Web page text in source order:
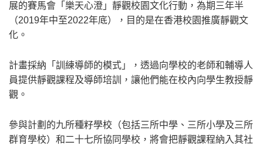
展的賽馬會「樂天心澄」靜觀校園文化行動，為期三年半
（2019年中至2022年底），目的是在香港校園推廣靜觀文
化。
計畫採納「訓練導師的模式」，透過向學校的老師和輔導人
員提供靜觀課程及導師培訓，讓他們能在校內向學生教授靜
觀。
參與計劃的九所種籽學校（包括三所中學、三所小學及三所
群育學校）和二十七所協同學校，將會把靜觀課程納入其社